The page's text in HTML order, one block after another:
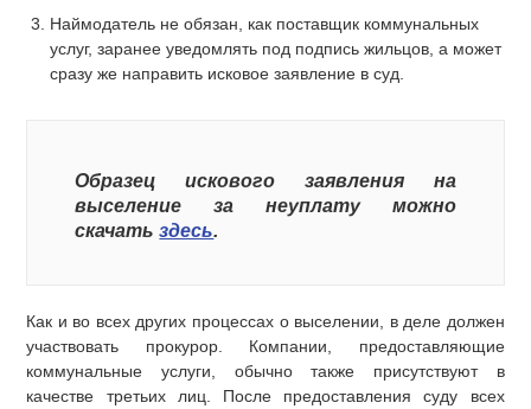
Наймодатель не обязан, как поставщик коммунальных
услуг, заранее уведомлять под подпись жильцов, а может
сразу же направить исковое заявление в суд.
Образец искового заявления на
выселение за неуплату можно
скачатьздесь.
Как и во всех других процессах о выселении, в деле должен
участвовать прокурор. Компании, предоставляющие
коммунальные услуги, обычно также присутствуют в
качестве третьих лиц. После предоставления суду всех